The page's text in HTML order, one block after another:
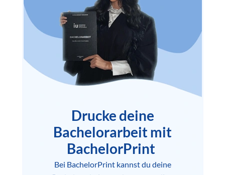
Drucke deine
Bachelorarbeit mit
BachelorPrint
Bei BachelorPrint kannst du deine